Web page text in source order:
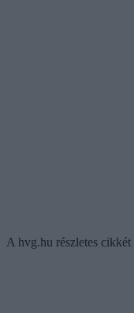
A hvg.hu részletes cikkét